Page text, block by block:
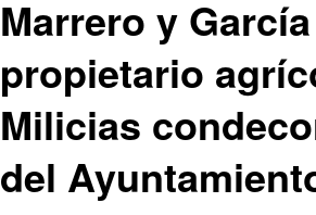
Marrero y
propietario
Milicias
del